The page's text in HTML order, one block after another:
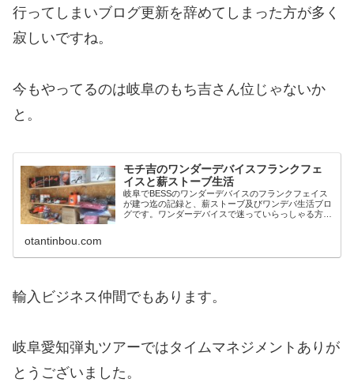
行ってしまいブログ更新を辞めてしまった方が多く
寂しいですね。
今もやってるのは岐阜のもち吉さん位じゃないか
と。
モチ吉のワンダーデバイスフランクフェ
イスと薪ストーブ生活
岐阜でBESSのワンダーデバイスのフランクフェイス
が建つ迄の記録と、薪ストーブ及びワンデバ生活ブロ
グです。ワンダーデバイスで迷っていらっしゃる方、
otantinbou.com
輸入ビジネス仲間でもあります。
岐阜愛知弾丸ツアーではタイムマネジメントありが
とうございました。